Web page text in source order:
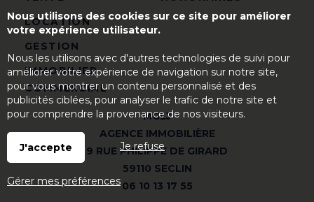
LOCATION
GESTION
IMMOBILIER
COMMERCIAL
MGLJ
AGENCE IMMOBILIÈRE
9 RUE PHILIPPE DE GIRARD
59110 SECLIN
06 10 13 17 55
Nous utilisons des cookies sur ce site pour améliorer
votre expérience utilisateur.
Nous les utilisons avec d'autres technologies de suivi pour
améliorer votre expérience de navigation sur notre site,
pour vous montrer un contenu personnalisé et des
publicités ciblées, pour analyser le trafic de notre site et
pour comprendre la provenance de nos visiteurs.
J'accepte Je refuse
Gérer mes préférences